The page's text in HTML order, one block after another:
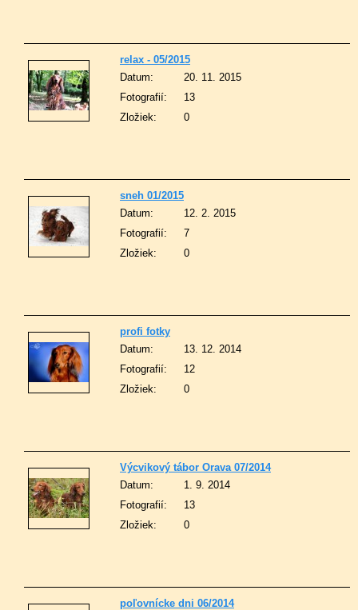
relax - 05/2015
Datum:
20. 11. 2015
Fotografií:
13
Zložiek:
0
sneh 01/2015
Datum:
12. 2. 2015
Fotografií:
7
Zložiek:
0
profi fotky
Datum:
13. 12. 2014
Fotografií:
12
Zložiek:
0
Výcvikový tábor Orava 07/2014
Datum:
1. 9. 2014
Fotografií:
13
Zložiek:
0
poľovnícke dni 06/2014